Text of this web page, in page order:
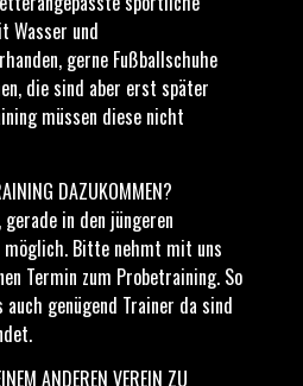
Wasser und
gerne Fußballschuhe
die sind aber erst später
müssen diese nicht
DAZUKOMMEN?
in den jüngeren
Bitte nehmt mit uns
Termin zum Probetraining. So
genügend Trainer da sind
ANDEREN VEREIN ZU